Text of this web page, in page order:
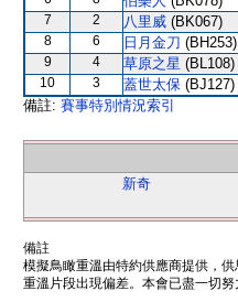
7 2 八里威 (BK067)
8 6 日月金刀 (BH253)
9 4 草原之星 (BL108)
10 3 蓋世太保 (BJ127)
備註: 賽事特別情況索引
新奇
備註
模擬鳥瞰重溫由特約供應商提供，
重溫片段出現偏差。本會已盡一切